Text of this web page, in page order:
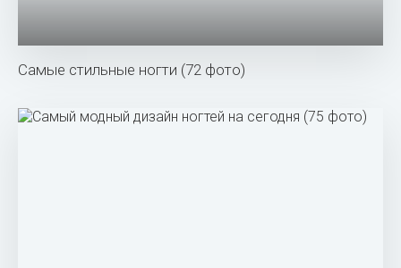
Самые стильные ногти (72 фото)